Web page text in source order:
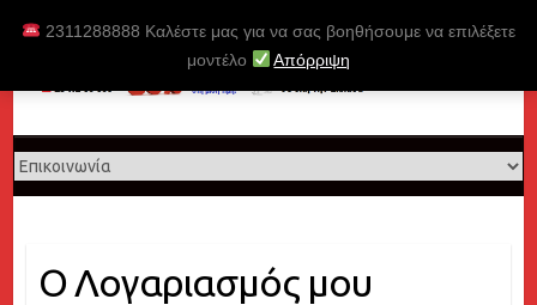
2311288888 Καλέστε μας για να σας βοηθήσουμε να επιλέξετε
μοντέλο
Απόρριψη
Skip
Ο Λογαριασμός μου